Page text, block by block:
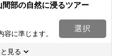
間部の自然に浸るツアー
に準じます。
選択
見る